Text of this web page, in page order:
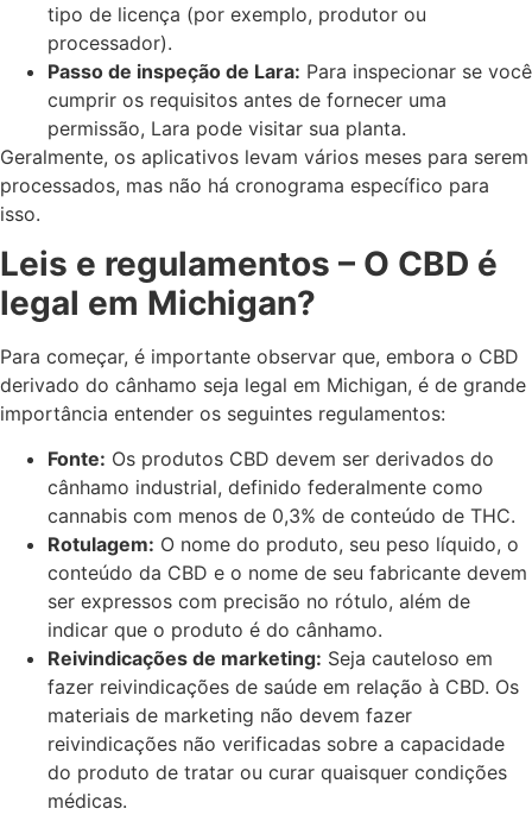
tipo de licença (por exemplo, produtor ou
processador).
Passo de inspeção de Lara: Para inspecionar se você
cumprir os requisitos antes de fornecer uma
permissão, Lara pode visitar sua planta.
Geralmente, os aplicativos levam vários meses para serem
processados, mas não há cronograma específico para
isso.
Leis e regulamentos – O CBD é
legal em Michigan?
Para começar, é importante observar que, embora o CBD
derivado do cânhamo seja legal em Michigan, é de grande
importância entender os seguintes regulamentos:
Fonte: Os produtos CBD devem ser derivados do
cânhamo industrial, definido federalmente como
cannabis com menos de 0,3% de conteúdo de THC.
Rotulagem: O nome do produto, seu peso líquido, o
conteúdo da CBD e o nome de seu fabricante devem
ser expressos com precisão no rótulo, além de
indicar que o produto é do cânhamo.
Reivindicações de marketing: Seja cauteloso em
fazer reivindicações de saúde em relação à CBD. Os
materiais de marketing não devem fazer
reivindicações não verificadas sobre a capacidade
do produto de tratar ou curar quaisquer condições
médicas.